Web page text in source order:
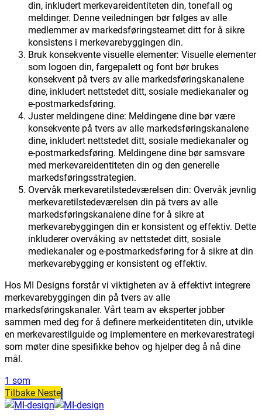
din, inkludert merkevareidentiteten din, tonefall og
meldinger. Denne veiledningen bør følges av alle
medlemmer av markedsføringsteamet ditt for å sikre
konsistens i merkevarebyggingen din.
Bruk konsekvente visuelle elementer: Visuelle elementer
som logoen din, fargepalett og font bør brukes
konsekvent på tvers av alle markedsføringskanalene
dine, inkludert nettstedet ditt, sosiale mediekanaler og
e-postmarkedsføring.
Juster meldingene dine: Meldingene dine bør være
konsekvente på tvers av alle markedsføringskanalene
dine, inkludert nettstedet ditt, sosiale mediekanaler og
e-postmarkedsføring. Meldingene dine bør samsvare
med merkevareidentiteten din og den generelle
markedsføringsstrategien.
Overvåk merkevaretilstedeværelsen din: Overvåk jevnlig
merkevaretilstedeværelsen din på tvers av alle
markedsføringskanalene dine for å sikre at
merkevarebyggingen din er konsistent og effektiv. Dette
inkluderer overvåking av nettstedet ditt, sosiale
mediekanaler og e-postmarkedsføring for å sikre at din
merkevarebygging er konsistent og effektiv.
Hos MI Designs forstår vi viktigheten av å effektivt integrere
merkevarebyggingen din på tvers av alle
markedsføringskanaler. Vårt team av eksperter jobber
sammen med deg for å definere merkeidentiteten din, utvikle
en merkevarestilguide og implementere en merkevarestrategi
som møter dine spesifikke behov og hjelper deg å nå dine
mål.
1 som
Tilbake Neste